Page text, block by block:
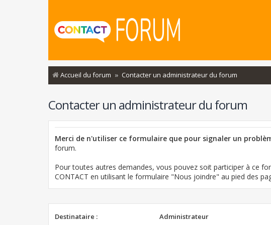
Accueil du forum Contacter un administrateur du forum
Contacter un administrateur du forum
Merci de n'utiliser ce formulaire que pour signaler un
forum.
Pour toutes autres demandes, vous pouvez soit participer à ce
CONTACT en utilisant le formulaire "Nous joindre" au pied des
Destinataire :
Administrateur